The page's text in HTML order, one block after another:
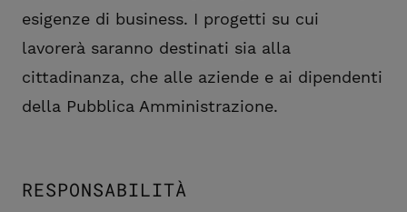
esigenze di business. I progetti su cui
lavorerà saranno destinati sia alla
cittadinanza, che alle aziende e ai dipendenti
della Pubblica Amministrazione.
RESPONSABILITÀ